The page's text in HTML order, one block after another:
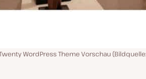
WordPress Theme Vorschau (Bildquelle: